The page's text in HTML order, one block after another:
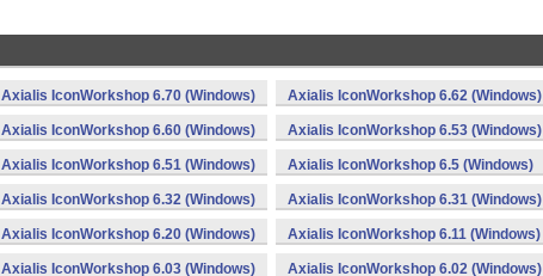
Axialis IconWorkshop 6.70 (Windows) Axialis IconWorkshop 6.62 (Windows)
Axialis IconWorkshop 6.60 (Windows) Axialis IconWorkshop 6.53 (Windows)
Axialis IconWorkshop 6.51 (Windows) Axialis IconWorkshop 6.5 (Windows)
Axialis IconWorkshop 6.32 (Windows) Axialis IconWorkshop 6.31 (Windows)
Axialis IconWorkshop 6.20 (Windows) Axialis IconWorkshop 6.11 (Windows)
Axialis IconWorkshop 6.03 (Windows) Axialis IconWorkshop 6.02 (Windows)